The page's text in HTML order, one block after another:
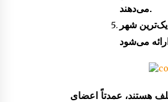
‌می‌دهند.
شهر
هستند، عمدتاً اعضای